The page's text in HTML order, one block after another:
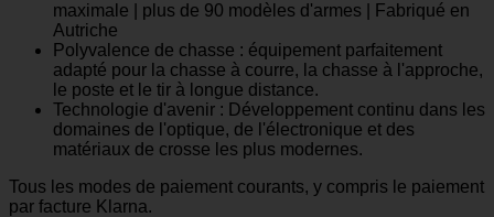
maximale | plus de 90 modèles d'armes | Fabriqué en
Autriche
Polyvalence de chasse : équipement parfaitement
adapté pour la chasse à courre, la chasse à l'approche,
le poste et le tir à longue distance.
Technologie d'avenir : Développement continu dans les
domaines de l'optique, de l'électronique et des
matériaux de crosse les plus modernes.
Tous les modes de paiement courants, y compris le paiement
par facture Klarna.